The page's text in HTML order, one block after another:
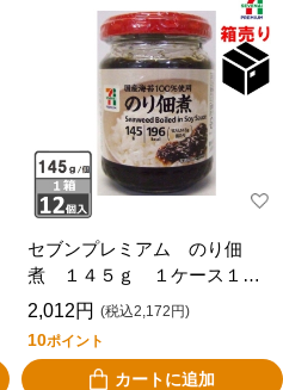
セブンプレミアム のり佃
煮 １４５ｇ １ケース１２
個入
2,012円 (税込2,172円)
10ポイント
カートに追加